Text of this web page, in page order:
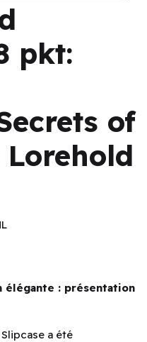
pkt:
of
élégante : présentation
a été